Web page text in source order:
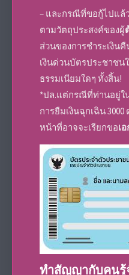
– และกรณีที่ขอกู้ไปแล้
ตามวัตถุประสงค์ของผู้
ส่วนของการชำระเงิน
เงินด่วนบัตรประชาชน
ธรรมเนียมใดๆ ทั้งสิ้น!
*ปล.แต่กรณีที่ท่านอยู่ใ
การยืมเงินฉุกเฉิน 3000
หน้าที่อาจจะเรียกขอเ
ทำสัญญากับคนรู้